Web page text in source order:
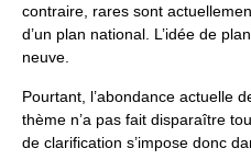
contraire, rares sont
d’un plan national. L’idée de
neuve.
Pourtant, l’abondance actuelle
thème n’a pas fait disparaître
de clarification s’impose donc